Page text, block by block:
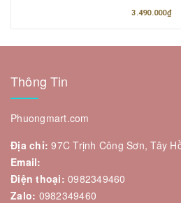
3.490.000₫
Thông Tin
Phuongmart.com
Địa chỉ: 97C Trịnh Công Sơn, Tây
Email:
Điện thoại: 0982349460
Zalo: 0982349460